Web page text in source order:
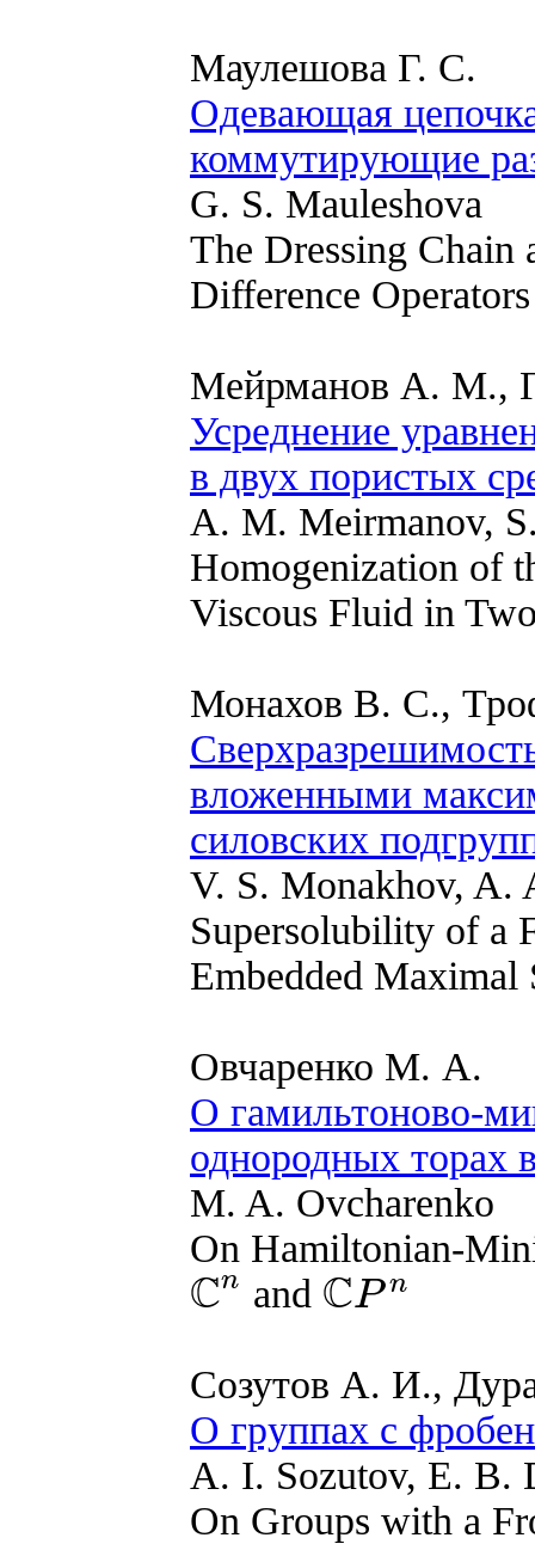
Маулешова Г. С.
Одевающая
коммутирующие
G. S. Mauleshova
The Dressing Chain
Difference
Мейрманов А. М.,
Усреднение
в двух пористых
A. M. Meirmanov,
Homogenization of
Viscous Fluid in
Монахов В. С.,
вложенными
силовских
V. S. Monakhov, A.
Supersolubility of a
Embedded Maximal
Овчаренко М. А.
О гамильтоново-
однородных торах
M. A. Ovcharenko
On Hamiltonian-
Cn
Cn and CP n
CPn
Созутов А. И.,
О группах с
A. I. Sozutov, E. B.
On Groups with a